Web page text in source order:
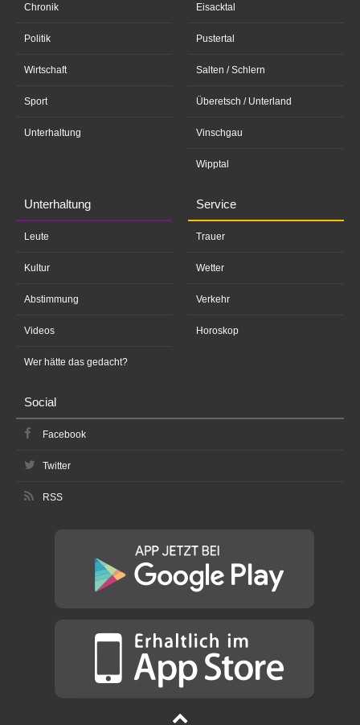
Chronik
Politik
Wirtschaft
Sport
Unterhaltung
Eisacktal
Pustertal
Salten / Schlern
Überetsch / Unterland
Vinschgau
Wipptal
Unterhaltung
Leute
Kultur
Abstimmung
Videos
Wer hätte das gedacht?
Service
Trauer
Wetter
Verkehr
Horoskop
Social
Facebook
Twitter
RSS